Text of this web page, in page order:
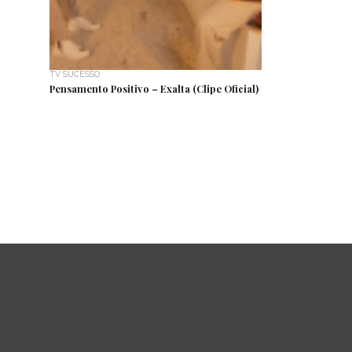
TV SUCESSO
Pensamento Positivo – Exalta (Clipe Oficial)